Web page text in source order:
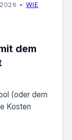
• WIE
dem
(oder dem
Kosten